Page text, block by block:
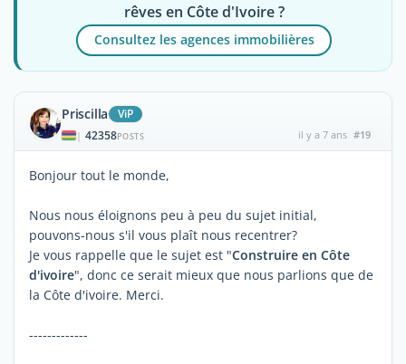
rêves en Côte d'Ivoire ?
Consultez les agences immobilières
Priscilla ViP
| 42358POSTS il y a 7 ans #19
Bonjour tout le monde,
Nous nous éloignons peu à peu du sujet initial,
pouvons-nous s'il vous plaît nous recentrer?
Je vous rappelle que le sujet est "Construire en Côte
d'ivoire", donc ce serait mieux que nous parlions que de
la Côte d'ivoire. Merci.
-------------